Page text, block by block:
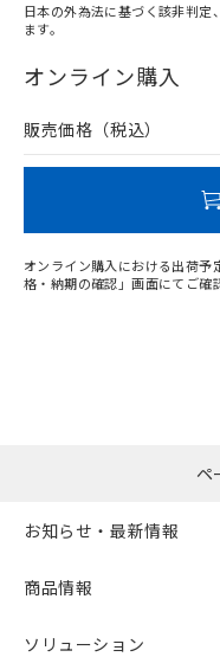
在庫等で未対応品が混
問い合わせください。
日本の外為法に基づく該非判定
ます。
オンライン購入
販売価格（税込）
オンライン購入における出荷
格・納期の確認」画面にてご確
ペ
お知らせ・最新情報
商品情報
ソリューション